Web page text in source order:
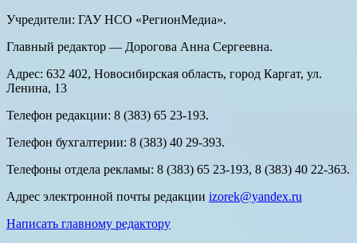
Учредители: ГАУ НСО «РегионМедиа».
Главный редактор — Дорогова Анна Сергеевна.
Адрес: 632 402, Новосибирская область, город Каргат, ул.
Ленина, 13
Телефон редакции: 8 (383) 65 23-193.
Телефон бухгалтерии: 8 (383) 40 29-393.
Телефоны отдела рекламы: 8 (383) 65 23-193, 8 (383) 40 22-363.
Адрес электронной почты редакции izorek@yandex.ru
Написать главному редактору